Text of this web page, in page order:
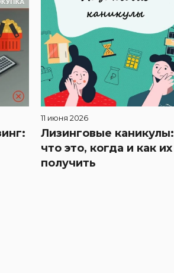
11 июня 2026
Лизинговые каникулы:
что это, когда и как их
получить